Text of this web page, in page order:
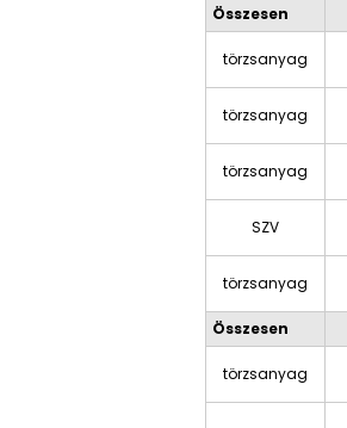
Összesen
törzsanyag
törzsanyag
törzsanyag
SZV
törzsanyag
Összesen
törzsanyag